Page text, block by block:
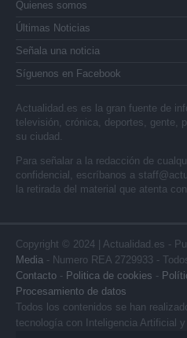
Quienes somos
Últimas Noticias
Señala una noticia
Síguenos en Facebook
Actualidad.es es la gran fuente de
televisión, crónica, deportes, gente,
su ciudad.
Para señalar a la redacción de
confidencial, escríbanos a
la retirada del material que atenta
Copyright © 2024 | Actualidad.es -
Media - Numero REA 2729933 -
Contacto - Politica de cookies -
Procesamiento de datos
Todos los contenidos se han
tecnología con Inteligencia Artificial